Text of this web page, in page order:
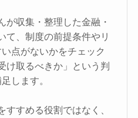
が収集・整理した金融・
て、制度の前提条件やリ
点がないかをチェック
け取るべきか」という判
します。
すめる役割ではなく、